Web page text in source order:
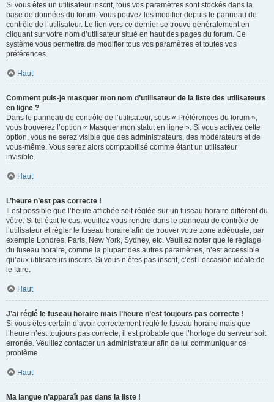
Si vous êtes un utilisateur inscrit, tous vos paramètres sont stockés dans la
base de données du forum. Vous pouvez les modifier depuis le panneau de
contrôle de l’utilisateur. Le lien vers ce dernier se trouve généralement en
cliquant sur votre nom d’utilisateur situé en haut des pages du forum. Ce
système vous permettra de modifier tous vos paramètres et toutes vos
préférences.
Haut
Comment puis-je masquer mon nom d’utilisateur de la liste des utilisateurs
en ligne ?
Dans le panneau de contrôle de l’utilisateur, sous « Préférences du forum »,
vous trouverez l’option « Masquer mon statut en ligne ». Si vous activez cette
option, vous ne serez visible que des administrateurs, des modérateurs et de
vous-même. Vous serez alors comptabilisé comme étant un utilisateur
invisible.
Haut
L’heure n’est pas correcte !
Il est possible que l’heure affichée soit réglée sur un fuseau horaire différent du
vôtre. Si tel était le cas, veuillez vous rendre dans le panneau de contrôle de
l’utilisateur et régler le fuseau horaire afin de trouver votre zone adéquate, par
exemple Londres, Paris, New York, Sydney, etc. Veuillez noter que le réglage
du fuseau horaire, comme la plupart des autres paramètres, n’est accessible
qu’aux utilisateurs inscrits. Si vous n’êtes pas inscrit, c’est l’occasion idéale de
le faire.
Haut
J’ai réglé le fuseau horaire mais l’heure n’est toujours pas correcte !
Si vous êtes certain d’avoir correctement réglé le fuseau horaire mais que
l’heure n’est toujours pas correcte, il est probable que l’horloge du serveur soit
erronée. Veuillez contacter un administrateur afin de lui communiquer ce
problème.
Haut
Ma langue n’apparaît pas dans la liste !